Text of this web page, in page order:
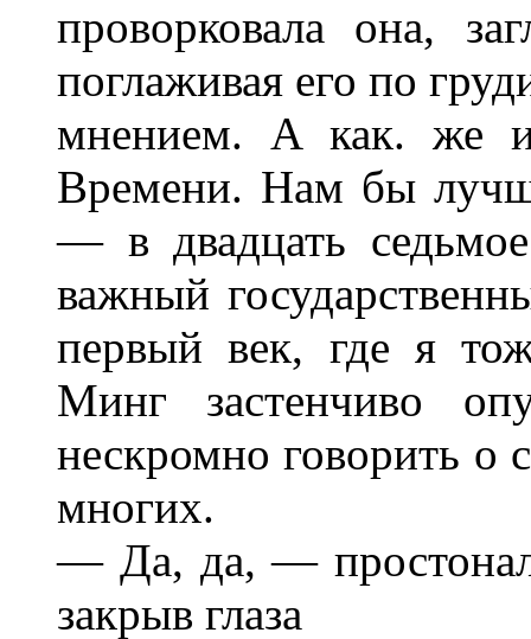
проворковала она,
поглаживая его по
мнением. А как. же
Времени. Нам бы
— в двадцать
важный
первый век, где я
Минг застенчиво
нескромно говорить о
многих.
— Да, да, —
закрыв глаза